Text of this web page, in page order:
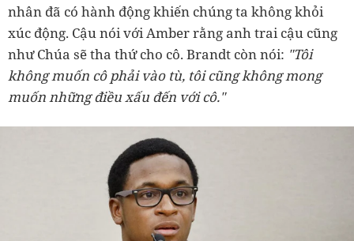
nhân đã có hành động khiến chúng ta không khỏi
xúc động. Cậu nói với Amber rằng anh trai cậu cũng
như Chúa sẽ tha thứ cho cô. Brandt còn nói: "Tôi
không muốn cô phải vào tù, tôi cũng không mong
muốn những điều xấu đến với cô."